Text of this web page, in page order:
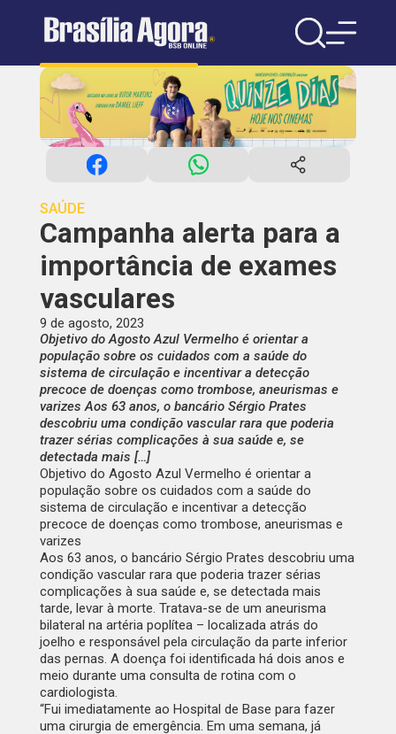
SAÚDE
Campanha alerta para a
importância de exames
vasculares
9 de agosto, 2023
Objetivo do Agosto Azul Vermelho é orientar a
população sobre os cuidados com a saúde do
sistema de circulação e incentivar a detecção
precoce de doenças como trombose, aneurismas e
varizes Aos 63 anos, o bancário Sérgio Prates
descobriu uma condição vascular rara que poderia
trazer sérias complicações à sua saúde e, se
detectada mais […]
Objetivo do Agosto Azul Vermelho é orientar a
população sobre os cuidados com a saúde do
sistema de circulação e incentivar a detecção
precoce de doenças como trombose, aneurismas e
varizes
Aos 63 anos, o bancário Sérgio Prates descobriu uma
condição vascular rara que poderia trazer sérias
complicações à sua saúde e, se detectada mais
tarde, levar à morte. Tratava-se de um aneurisma
bilateral na artéria poplítea – localizada atrás do
joelho e responsável pela circulação da parte inferior
das pernas. A doença foi identificada há dois anos e
meio durante uma consulta de rotina com o
cardiologista.
“Fui imediatamente ao Hospital de Base para fazer
uma cirurgia de emergência. Em uma semana, já